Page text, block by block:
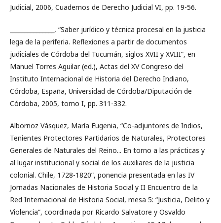
Judicial, 2006, Cuadernos de Derecho Judicial VI, pp. 19-56.
_______________, “Saber jurídico y técnica procesal en la justicia
lega de la periferia. Reflexiones a partir de documentos
judiciales de Córdoba del Tucumán, siglos XVII y XVIII”, en
Manuel Torres Aguilar (ed.), Actas del XV Congreso del
Instituto Internacional de Historia del Derecho Indiano,
Córdoba, España, Universidad de Córdoba/Diputación de
Córdoba, 2005, tomo I, pp. 311-332.
Albornoz Vásquez, María Eugenia, “Co-adjuntores de Indios,
Tenientes Protectores Partidarios de Naturales, Protectores
Generales de Naturales del Reino... En torno a las prácticas y
al lugar institucional y social de los auxiliares de la justicia
colonial. Chile, 1728-1820”, ponencia presentada en las IV
Jornadas Nacionales de Historia Social y II Encuentro de la
Red Internacional de Historia Social, mesa 5: “Justicia, Delito y
Violencia”, coordinada por Ricardo Salvatore y Osvaldo